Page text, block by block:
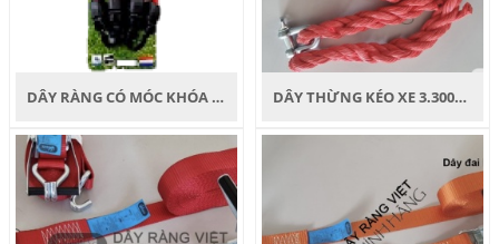
DÂY RÀNG CÓ MÓC KHÓA 100CM DÂY THỪNG KÉO XE 3.300KG